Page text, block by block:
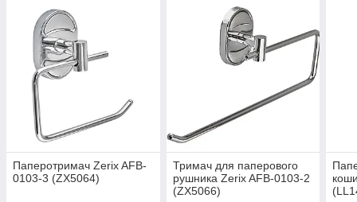
Паперотримач Zerix AFB-
0103-3 (ZX5064)
Тримач для паперового
рушника Zerix AFB-0103-2
(ZX5066)